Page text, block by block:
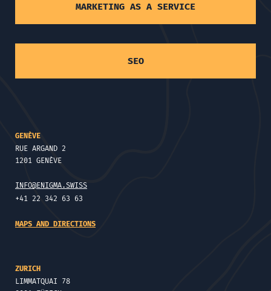
MARKETING AS A SERVICE
SEO
GENÈVE
RUE ARGAND 2
1201 GENÈVE
INFO@ENIGMA.SWISS
+41 22 342 63 63
MAPS AND DIRECTIONS
ZURICH
LIMMATQUAI 78